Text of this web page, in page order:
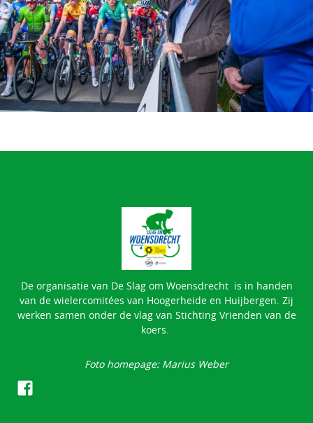
De organisatie van De Slag om Woensdrecht is in handen
van de wielercomitées van Hoogerheide en Huijbergen. Zij
werken samen onder de vlag van Stichting Vrienden van de
koers.
Foto homepage: Marius Weber